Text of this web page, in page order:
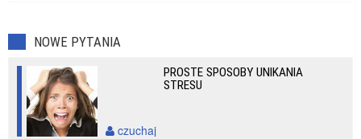
NOWE PYTANIA
PROSTE SPOSOBY UNIKANIA
STRESU
czuchaj